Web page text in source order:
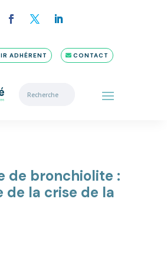
ADHÉRENT CONTACT
de bronchiolite :
de la crise de la